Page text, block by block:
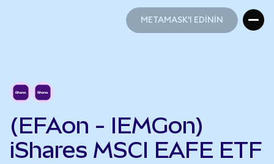
METAMASK'I EDİNİN
(EFAon - IEMGon)
iShares MSCI EAFE ETF